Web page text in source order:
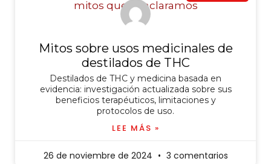
Mitos sobre usos medicinales de
destilados de THC
Destilados de THC y medicina basada en
evidencia: investigación actualizada sobre sus
beneficios terapéuticos, limitaciones y
protocolos de uso.
LEE MÁS »
26 de noviembre de 2024 3 comentarios